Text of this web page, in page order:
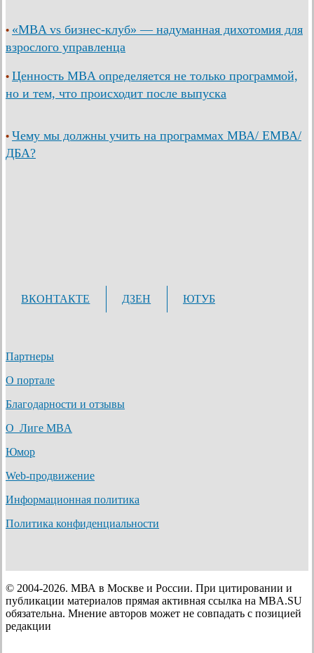
• «MBA vs бизнес-клуб» — надуманная дихотомия для
взрослого управленца
• Ценность MBA определяется не только программой,
но и тем, что происходит после выпуска
• Чему мы должны учить на программах МВА/ ЕМВА/
ДБА?
ВКОНТАКТЕ ДЗЕН ЮТУБ
Партнеры
О портале
Благодарности и отзывы
О Лиге MBA
Юмор
Web-продвижение
Информационная политика
Политика конфиденциальности
© 2004-2026. МВА в Москве и России. При цитировании и
публикации материалов прямая активная ссылка на MBA.SU
обязательна. Мнение авторов может не совпадать с позицией
редакции